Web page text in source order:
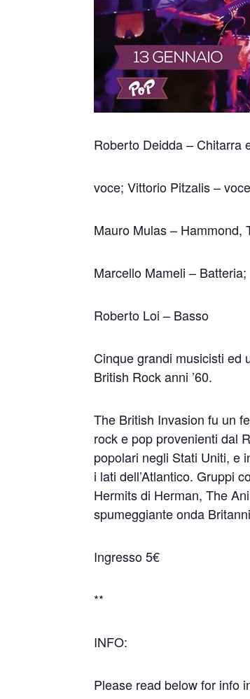
Roberto Deidda – Chitarra
voce; Vittorio Pitzalis –
Mauro Mulas – Hammond,
Marcello Mameli – Batteria;
Roberto Loi – Basso
Cinque grandi musicisti ed
British Rock anni ’60.
The British Invasion fu un
rock e pop provenienti dal
popolari negli Stati Uniti, e
i lati dell’Atlantico. Gruppi
Hermits di Herman, The
spumeggiante onda
Ingresso 5€
**
INFO:
Please read below for info